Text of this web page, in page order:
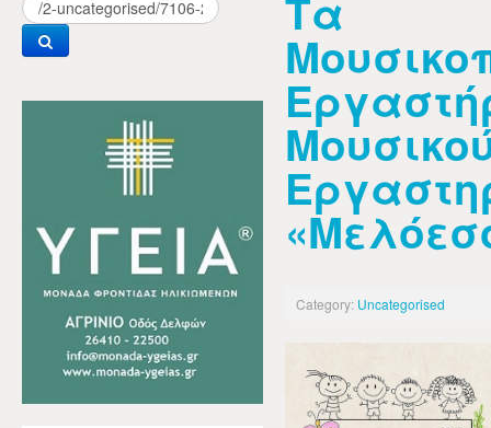
Τα
Category: Uncategorised